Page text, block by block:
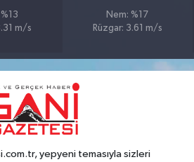
m/s
Nem: %17
Rüzgar: 3.61 m/s
yepyeni temasıyla sizleri